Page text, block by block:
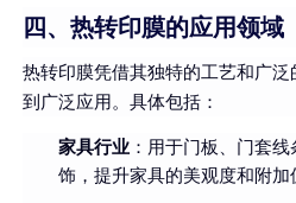
四、热转印膜的应用领域
热转印膜凭借其独特的工艺和广
到广泛应用。具体包括：
家具行业：用于门板、门套
饰，提升家具的美观度和附加